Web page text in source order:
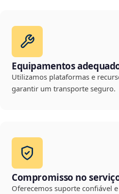
Equipamentos
Utilizamos plataformas e
garantir um transporte seguro.
Compromisso no
Oferecemos suporte confiável